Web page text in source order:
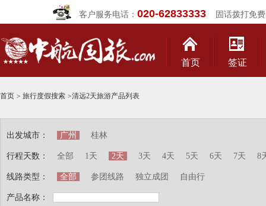
客户服务电话： 020-62833333固话拨打免费
首页 签证
首页 > 旅行度假搜索 >清远2天旅游产品列表
出发城市：
行程天数：
线路类型：
产品名称：
广州 桂林
全部 1天 2天 3天 4天 5天 6天 7天 8
全部 参团线路 独立成团 自由行